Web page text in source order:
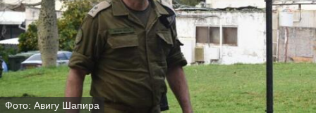
Фото: Авигу Шапира